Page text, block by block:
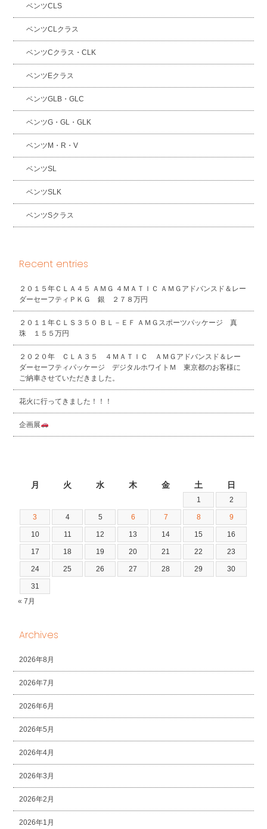
ベンツCLS
ベンツCLクラス
ベンツCクラス・CLK
ベンツEクラス
ベンツGLB・GLC
ベンツG・GL・GLK
ベンツM・R・V
ベンツSL
ベンツSLK
ベンツSクラス
Recent entries
２０１５年ＣＬＡ４５ ＡＭＧ ４ＭＡＴＩＣ ＡＭＧアドバンスド＆レー
ダーセーフティＰＫＧ 銀 ２７８万円
２０１１年ＣＬＳ３５０ ＢＬ－ＥＦ ＡＭＧスポーツパッケージ 真
珠 １５５万円
２０２０年 ＣＬＡ３５ ４ＭＡＴＩＣ ＡＭＧアドバンスド＆レー
ダーセーフティパッケージ デジタルホワイトＭ 東京都のお客様に
ご納車させていただきました。
花火に行ってきました！！！
企画展
月 火 水 木 金 土 日
1 2
3 4 5 6 7 8 9
10 11 12 13 14 15 16
17 18 19 20 21 22 23
24 25 26 27 28 29 30
31
« 7月
Archives
2026年8月
2026年7月
2026年6月
2026年5月
2026年4月
2026年3月
2026年2月
2026年1月